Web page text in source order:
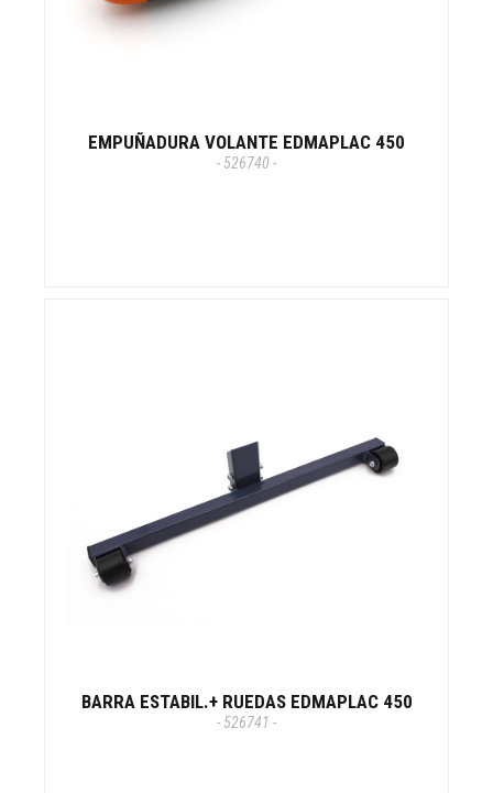
EMPUÑADURA VOLANTE EDMAPLAC 450
- 526740 -
BARRA ESTABIL.+ RUEDAS EDMAPLAC 450
- 526741 -